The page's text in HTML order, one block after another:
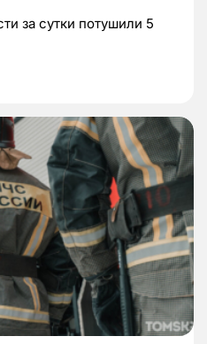
за сутки потушили 5